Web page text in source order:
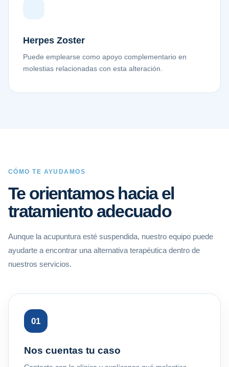
Herpes Zoster
Puede emplearse como apoyo complementario en
molestias relacionadas con esta alteración.
CÓMO TE AYUDAMOS
Te orientamos hacia el
tratamiento adecuado
Aunque la acupuntura esté suspendida, nuestro equipo puede
ayudarte a encontrar una alternativa terapéutica dentro de
nuestros servicios.
01
Nos cuentas tu caso